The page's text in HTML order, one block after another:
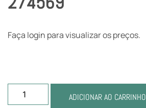
Faça login para visualizar os preços.
ADICIONAR AO CARRINHO